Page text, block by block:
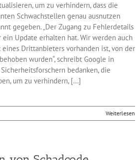
um zu verhindern, dass die
Schwachstellen genau ausnutzen
gegeben. „Der Zugang zu Fehlerdetails
Update erhalten hat. Wir werden auch
Drittanbieters vorhanden ist, von der
wurden“, schreibt Google in
bedanken, die
um zu verhindern, [...]
Weiterlesen